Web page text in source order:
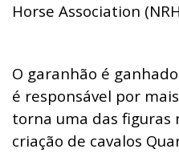
Horse Association
O garanhão é
é responsável por
torna uma das figuras
criação de cavalos